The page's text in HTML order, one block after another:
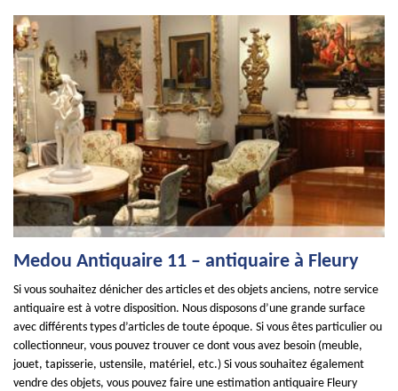
Medou Antiquaire 11 – antiquaire à Fleury
Si vous souhaitez dénicher des articles et des objets anciens, notre service
antiquaire est à votre disposition. Nous disposons d’une grande surface
avec différents types d’articles de toute époque. Si vous êtes particulier ou
collectionneur, vous pouvez trouver ce dont vous avez besoin (meuble,
jouet, tapisserie, ustensile, matériel, etc.) Si vous souhaitez également
vendre des objets, vous pouvez faire une estimation antiquaire Fleury